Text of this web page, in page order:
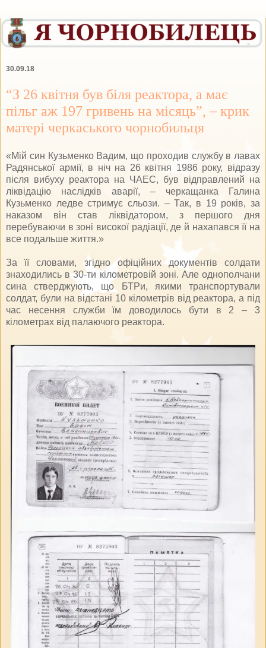
30.09.18
“З 26 квітня був біля реактора, а має
пільг аж 197 гривень на місяць”, – крик
матері черкаського чорнобильця
«Мій син Кузьменко Вадим, що проходив службу в лавах
Радянської армії, в ніч на 26 квітня 1986 року, відразу
після вибуху реактора на ЧАЕС, був відправлений на
ліквідацію наслідків аварії, – черкащанка Галина
Кузьменко ледве стримує сльози. – Так, в 19 років, за
наказом він став ліквідатором, з першого дня
перебуваючи в зоні високої радіації, де й нахапався її на
все подальше життя.»
За її словами, згідно офіційних документів солдати
знаходились в 30-ти кілометровій зоні. Але однополчани
сина стверджують, що БТРи, якими транспортували
солдат, були на відстані 10 кілометрів від реактора, а під
час несення служби їм доводилось бути в 2 – 3
кілометрах від палаючого реактора.